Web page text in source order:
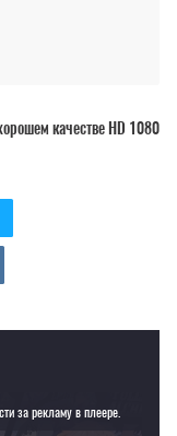
качестве HD 1080
за рекламу в плеере.